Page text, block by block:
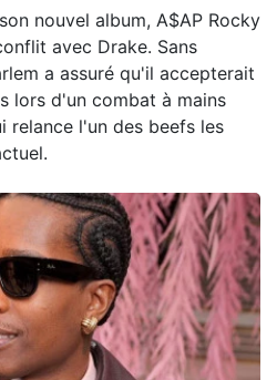
nouvel album, A$AP Rocky
avec Drake. Sans
a assuré qu'il accepterait
lors d'un combat à mains
relance l'un des beefs les